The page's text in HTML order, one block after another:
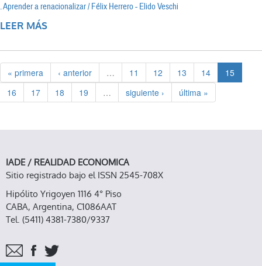
. Aprender a renacionalizar / Félix Herrero - Elido Veschi
LEER MÁS
« primera ‹ anterior … 11 12 13 14
15
16
17 18 19 … siguiente › última »
IADE / REALIDAD ECONOMICA
Sitio registrado bajo el ISSN 2545-708X
Hipólito Yrigoyen 1116 4° Piso
CABA, Argentina, C1086AAT
Tel. (5411) 4381-7380/9337